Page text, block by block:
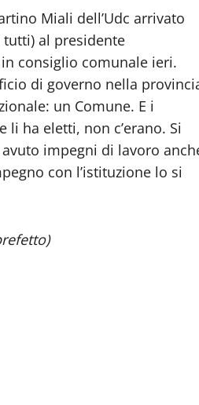
Miali dell’Udc arrivato
al presidente
consiglio comunale ieri.
di governo nella
un Comune. E i
ha eletti, non c’erano. Si
impegni di lavoro
con l’istituzione lo si